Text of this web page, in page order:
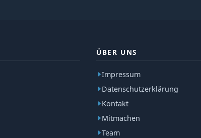
ÜBER UNS
Impressum
Datenschutzerklärung
Kontakt
Mitmachen
Team